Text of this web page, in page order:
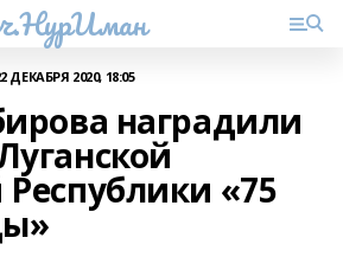
ДЕКАБРЯ 2020, 18:05
наградили
«75